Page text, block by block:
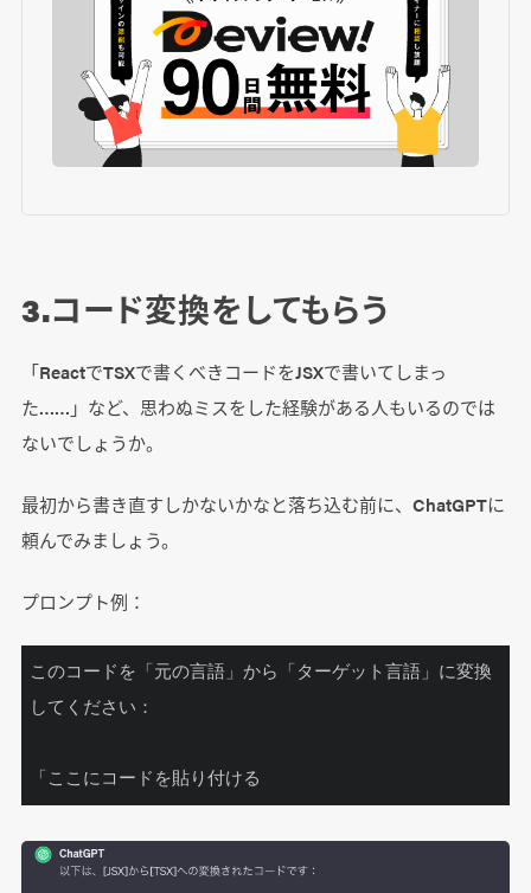
3.コード変換をしてもらう
「ReactでTSXで書くべきコードをJSXで書いてしまっ
た……」など、思わぬミスをした経験がある人もいるのでは
ないでしょうか。
最初から書き直すしかないかなと落ち込む前に、ChatGPTに
頼んでみましょう。
プロンプト例：
このコードを「元の言語」から「ターゲット言語」に変換
してください：
「ここにコードを貼り付ける